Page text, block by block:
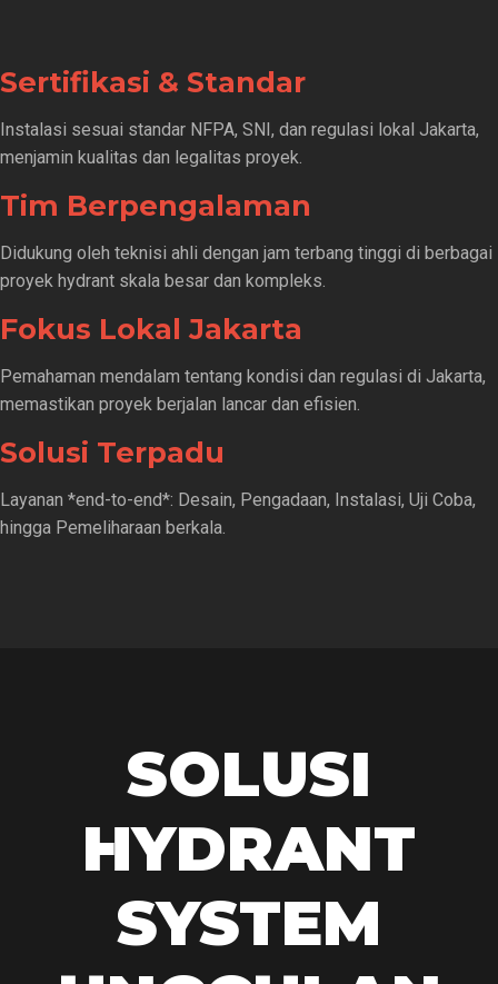
Sertifikasi & Standar
Instalasi sesuai standar NFPA, SNI, dan regulasi lokal Jakarta,
menjamin kualitas dan legalitas proyek.
Tim Berpengalaman
Didukung oleh teknisi ahli dengan jam terbang tinggi di berbagai
proyek hydrant skala besar dan kompleks.
Fokus Lokal Jakarta
Pemahaman mendalam tentang kondisi dan regulasi di Jakarta,
memastikan proyek berjalan lancar dan efisien.
Solusi Terpadu
Layanan *end-to-end*: Desain, Pengadaan, Instalasi, Uji Coba,
hingga Pemeliharaan berkala.
SOLUSI
HYDRANT
SYSTEM